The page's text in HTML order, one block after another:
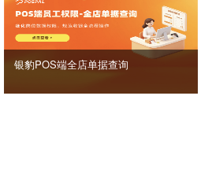
银豹POS端全店单据查询